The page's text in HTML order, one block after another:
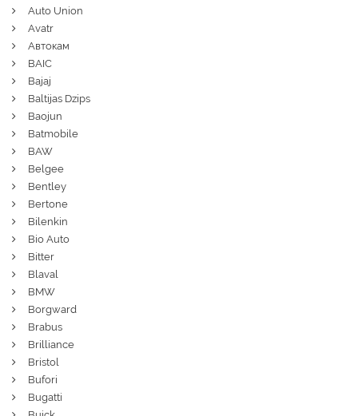
Auto Union
Avatr
Автокам
BAIC
Bajaj
Baltijas Dzips
Baojun
Batmobile
BAW
Belgee
Bentley
Bertone
Bilenkin
Bio Auto
Bitter
Blaval
BMW
Borgward
Brabus
Brilliance
Bristol
Bufori
Bugatti